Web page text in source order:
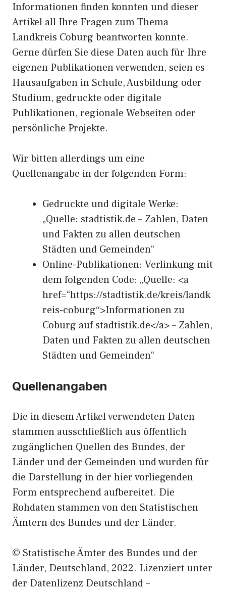
Informationen finden konnten und dieser
Artikel all Ihre Fragen zum Thema
Landkreis Coburg beantworten konnte.
Gerne dürfen Sie diese Daten auch für Ihre
eigenen Publikationen verwenden, seien es
Hausaufgaben in Schule, Ausbildung oder
Studium, gedruckte oder digitale
Publikationen, regionale Webseiten oder
persönliche Projekte.
Wir bitten allerdings um eine
Quellenangabe in der folgenden Form:
Gedruckte und digitale Werke:
„Quelle: stadtistik.de – Zahlen, Daten
und Fakten zu allen deutschen
Städten und Gemeinden“
Online-Publikationen: Verlinkung mit
dem folgenden Code: „Quelle: <a
href=“https://stadtistik.de/kreis/landk
reis-coburg″>Informationen zu
Coburg auf stadtistik.de</a> – Zahlen,
Daten und Fakten zu allen deutschen
Städten und Gemeinden“
Quellenangaben
Die in diesem Artikel verwendeten Daten
stammen ausschließlich aus öffentlich
zugänglichen Quellen des Bundes, der
Länder und der Gemeinden und wurden für
die Darstellung in der hier vorliegenden
Form entsprechend aufbereitet. Die
Rohdaten stammen von den Statistischen
Ämtern des Bundes und der Länder.
© Statistische Ämter des Bundes und der
Länder, Deutschland, 2022. Lizenziert unter
der Datenlizenz Deutschland –